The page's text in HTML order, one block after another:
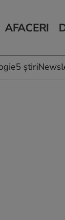
AFACERI
Auto
Locuri de
5 știri